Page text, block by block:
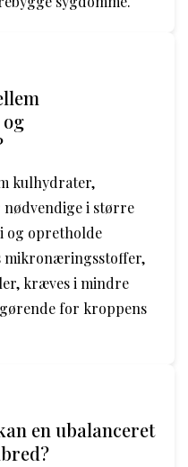
kulhydrater,
i større
og opretholde
mikronæringsstoffer,
kræves i mindre
for kroppens
en ubalanceret